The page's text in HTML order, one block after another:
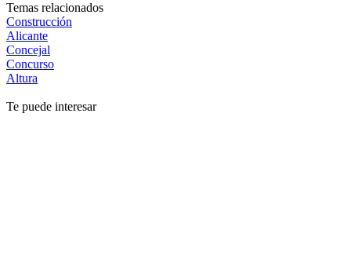
Temas relacionados
Construcción
Alicante
Concejal
Concurso
Altura
Te puede interesar